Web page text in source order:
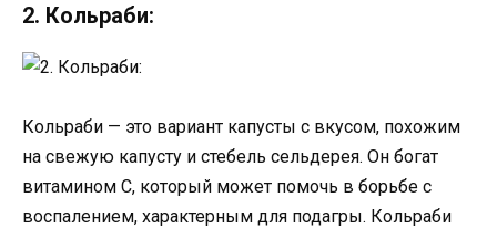
2. Кольраби:
Кольраби — это вариант капусты с вкусом, похожим
на свежую капусту и стебель сельдерея. Он богат
витамином С, который может помочь в борьбе с
воспалением, характерным для подагры. Кольраби